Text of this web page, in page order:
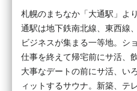
札幌のまちなか「大通駅」よ
通駅は地下鉄南北線、東西線
ビジネスが集まる一等地。シ
仕事を終えて帰宅前にサ活、
大事なデートの前にサ活、い
ィットするサウナ。新築、テ